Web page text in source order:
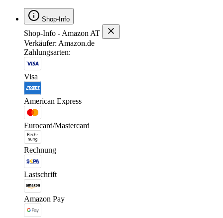
Shop-Info
Shop-Info - Amazon AT
Verkäufer: Amazon.de
Zahlungsarten:
Visa
American Express
Eurocard/Mastercard
Rechnung
Lastschrift
Amazon Pay